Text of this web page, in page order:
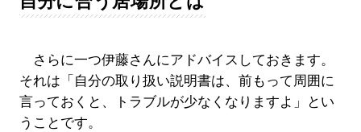
さらに一つ伊藤さんにアドバイスしておきます。
それは「自分の取り扱い説明書は、前もって周囲に
言っておくと、トラブルが少なくなりますよ」とい
うことです。